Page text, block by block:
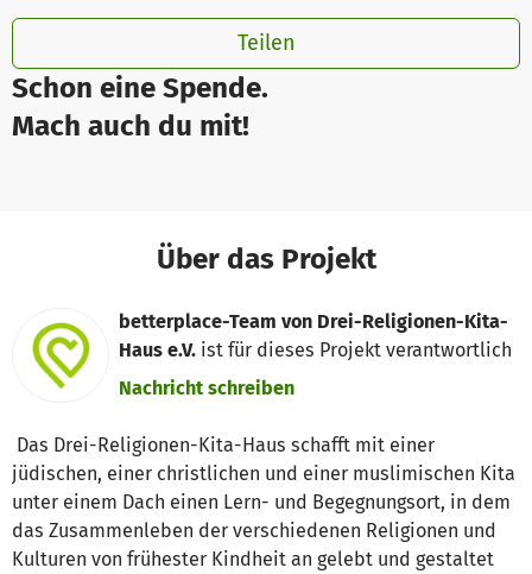
Schon eine Spende.
Mach auch du mit!
Teilen
Über das Projekt
betterplace-Team von Drei-Religionen-Kita-
Haus e.V. ist für dieses Projekt verantwortlich
Nachricht schreiben
Das Drei-Religionen-Kita-Haus schafft mit einer
jüdischen, einer christlichen und einer muslimischen Kita
unter einem Dach einen Lern- und Begegnungsort, in dem
das Zusammenleben der verschiedenen Religionen und
Kulturen von frühester Kindheit an gelebt und gestaltet